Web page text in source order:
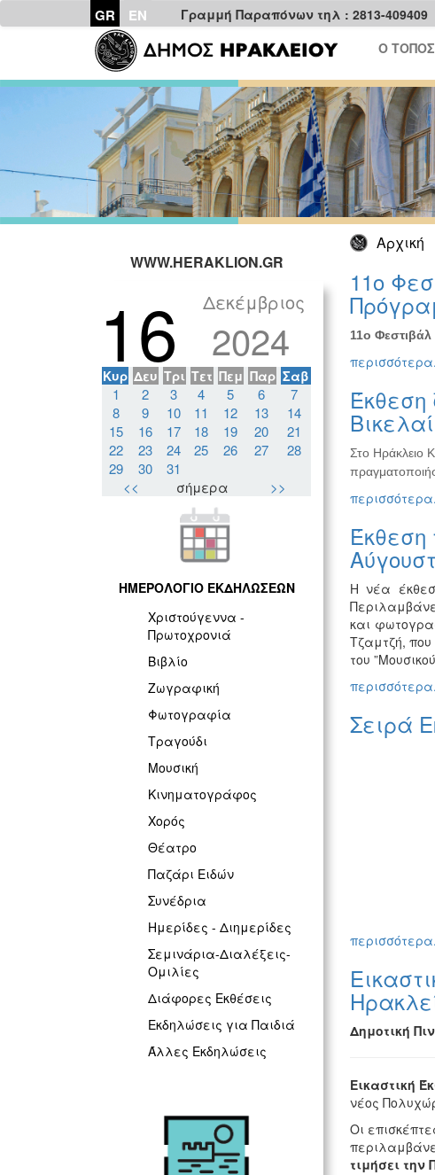
GR EN Γραμμή Παραπόνων τηλ : 2813-409409
Ο
Αρχική
WWW.HERAKLION.GR
16 Δεκέμβριος
2024
Κυρ Δευ Τρι Τετ Πεμ Παρ Σαβ
1 2 3 4 5 6
7
8
9 10 11 12 13
14
15
16 17 18 19 20
21
22
23 24 25 26 27
28
29
30
31
<<
σήμερα >>
ΗΜΕΡΟΛΟΓΙΟ ΕΚΔΗΛΩΣΕΩΝ
Χριστούγεννα -
Πρωτοχρονιά
Βιβλίο
Ζωγραφική
Φωτογραφία
Τραγούδι
Μουσική
Κινηματογράφος
Χορός
Θέατρο
Παζάρι Ειδών
Συνέδρια
Ημερίδες - Διημερίδες
Σεμινάρια-Διαλέξεις-
Ομιλίες
Διάφορες Εκθέσεις
Εκδηλώσεις για Παιδιά
Άλλες Εκδηλώσεις
11ο
11ο
Έκθεση
Στο Ηράκλειο
Η νέα
και
Τζαμτζή,
του
Σειρά
Δημοτική
Εικαστική
νέος
Οι
τιμήσει την